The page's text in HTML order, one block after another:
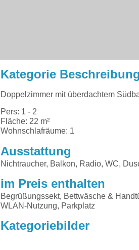
Kategorie Beschreibung
Doppelzimmer mit überdachtem
Pers: 1 - 2
Fläche: 22 m²
Wohnschlafräume: 1
Ausstattung
Nichtraucher, Balkon, Radio, WC,
im Preis enthalten
Begrüßungssekt, Bettwäsche &
WLAN-Nutzung, Parkplatz
Kategoriebilder